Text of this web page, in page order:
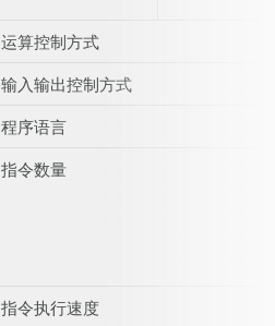
运算控制方式
输入输出控制方式
程序语言
指令数量
指令执行速度